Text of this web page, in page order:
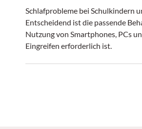
Schlafprobleme bei Schulkindern
Entscheidend ist die passende
Nutzung von Smartphones, PCs
Eingreifen erforderlich ist.